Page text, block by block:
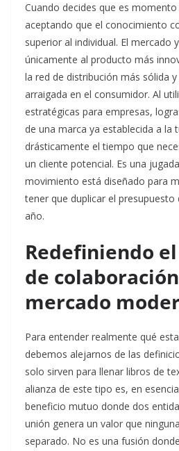
Cuando decides que es
aceptando que el conocimiento
superior al individual. El mercado
únicamente al producto más
la red de distribución más sólida
arraigada en el consumidor. Al
estratégicas para empresas,
de una marca ya establecida a la
drásticamente el tiempo que
un cliente potencial. Es una
movimiento está diseñado para
tener que duplicar el
año.
Redefiniendo
de
mercado
Para entender realmente qué
debemos alejarnos de las
solo sirven para llenar libros de
alianza de este tipo es, en
beneficio mutuo donde dos
unión genera un valor que
separado. No es una fusión